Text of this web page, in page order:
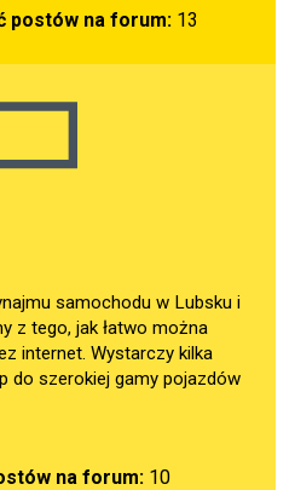
postów na forum:13
samochodu w Lubsku i
z tego, jak łatwo można
internet. Wystarczy kilka
do szerokiej gamy pojazdów
na forum:10